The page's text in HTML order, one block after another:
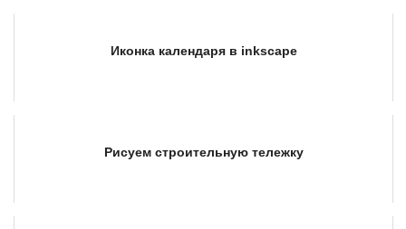
Иконка календаря в inkscape
Рисуем строительную тележку